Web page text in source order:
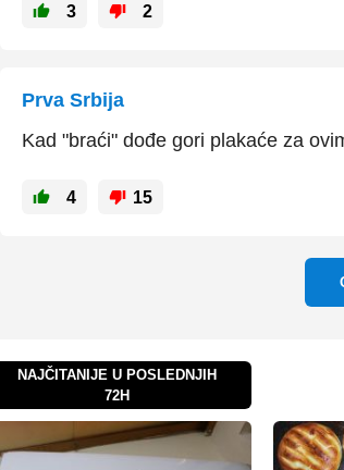
3 2
Prva Srbija
Kad "braći" dođe gori plakaće za
4 15
NAJČITANIJE U POSLEDNJIH
72H